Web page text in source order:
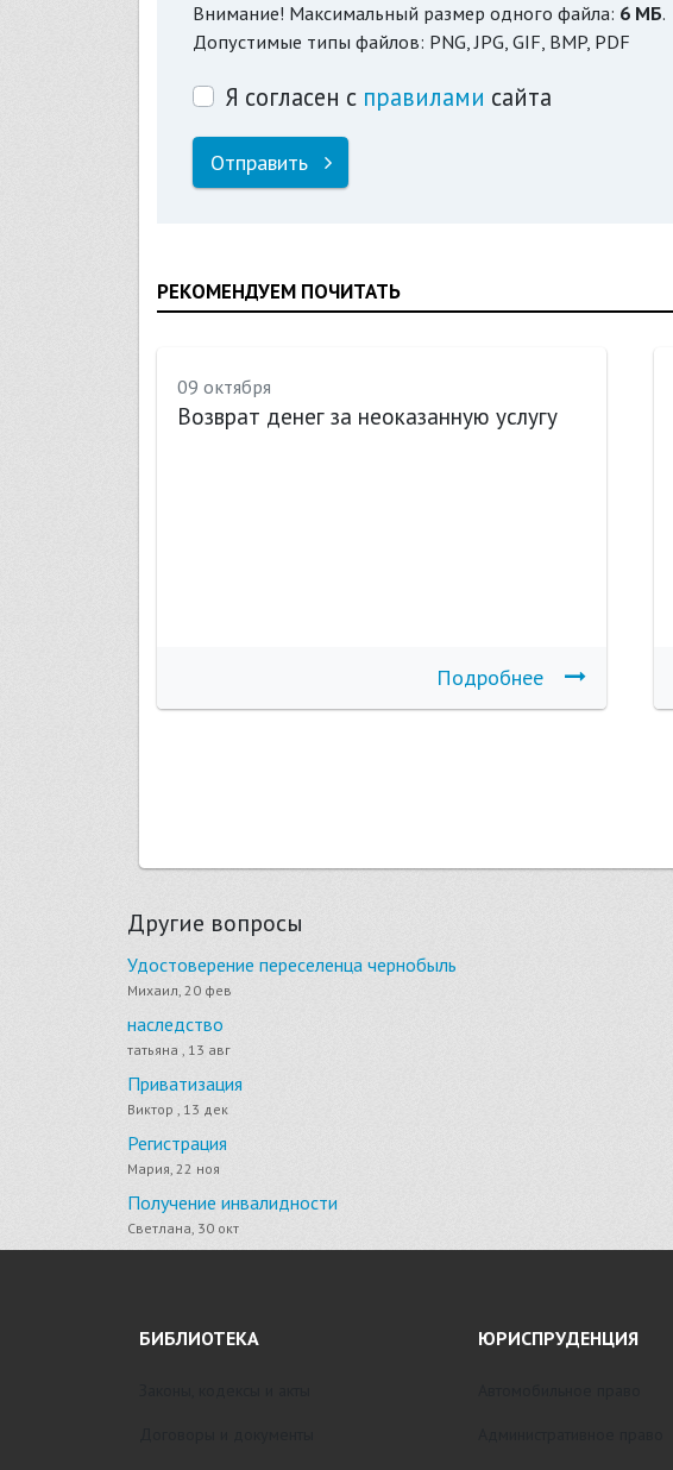
Внимание! Максимальный размер одного файла: 6 МБ.
Допустимые типы файлов: PNG, JPG, GIF, BMP, PDF
Я согласен с правилами сайта
Отправить
РЕКОМЕНДУЕМ ПОЧИТАТЬ
09 октября
Возврат денег за неоказанную услугу
Подробнее
Другие вопросы
Удостоверение переселенца чернобыль
Михаил, 20 фев
наследство
татьяна , 13 авг
Приватизация
Виктор , 13 дек
Регистрация
Мария, 22 ноя
Получение инвалидности
Светлана, 30 окт
БИБЛИОТЕКА ЮРИСПРУДЕНЦИЯ